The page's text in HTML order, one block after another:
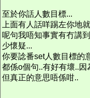
至於你話人數目標...
上面有人話咩踢左你地
呢句我唔知事實有冇講
少懷疑...
你要諗番set人數目標的
都係o個句..有好有壞..
但真正的意思唔係咁..